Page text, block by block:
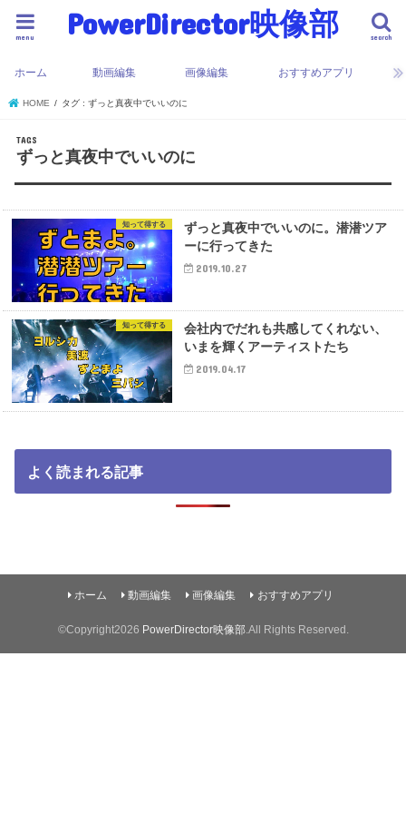
PowerDirector映像部 search
menu
ホーム 動画編集 画像編集 おすすめアプリ
HOME タグ : ずっと真夜中でいいのに
ずっと真夜中でいいのに
知って得する
ずっと真夜中でいいのに。潜潜ツア
ーに行ってきた
2019.10.27
知って得する
会社内でだれも共感してくれない、
いまを輝くアーティストたち
2019.04.17
よく読まれる記事
ホーム 動画編集 画像編集 おすすめアプリ
©Copyright2026 PowerDirector映像部.All Rights Reserved.